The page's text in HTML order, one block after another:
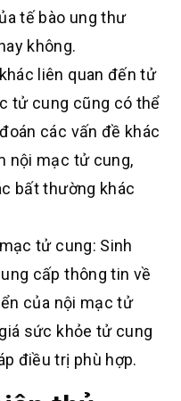
tế bào ung thư
không.
liên quan đến tử
tử cung cũng có thể
các vấn đề khác
nội mạc tử cung,
bất thường khác
tử cung: Sinh
cấp thông tin về
của nội mạc tử
sức khỏe tử cung
điều trị phù hợp.